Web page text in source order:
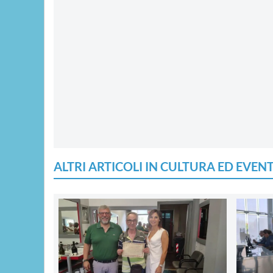
ALTRI ARTICOLI IN CULTURA ED